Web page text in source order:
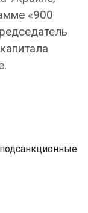
«900
подсанкционные